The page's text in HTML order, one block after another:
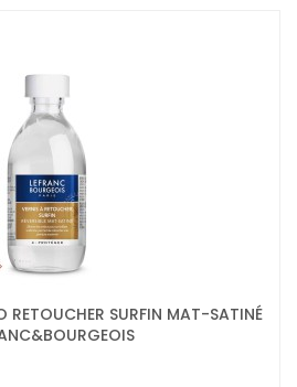
RETOUCHER SURFIN MAT-SATINÉ